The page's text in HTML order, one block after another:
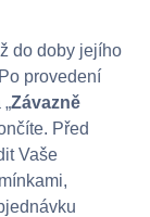
do doby jejího
provedení
Závazně
Před
Vaše